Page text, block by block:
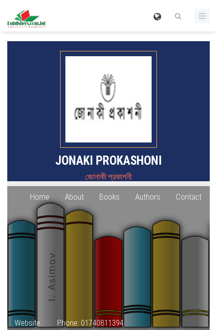
JONAKI PROKASHONI
জোনাকী প্রকাশনী
Home About Books Authors Contact
Website: Phone: 01740811394